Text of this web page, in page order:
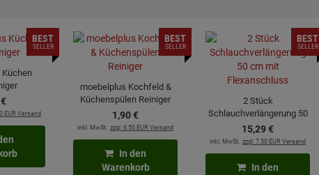
Küchen
€
EUR Versand
BEST
SELLER
moebelplus Kochfeld &
Küchenspülen Reiniger
1,90€
inkl. MwSt. zzgl. 6.50 EUR Versand
BEST
SELLER
In den
Warenkorb
2 Stück
Schlauchverlängerung 50
cm mit Flexanschluss
15,29€
inkl. MwSt. zzgl. 7.50 EUR Versand
BEST
SELLER
In den